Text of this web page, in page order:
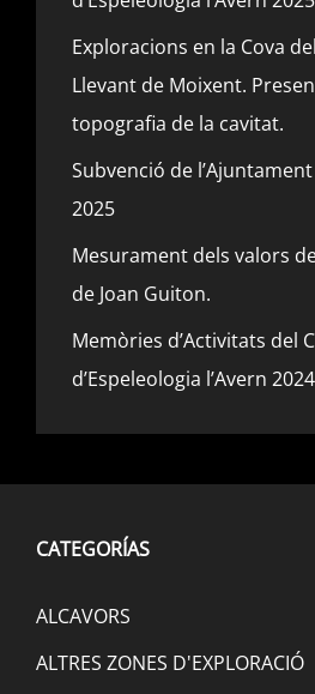
Exploracions en la Cova
Llevant de Moixent.
topografia de la cavitat.
Subvenció de
2025
Mesurament dels valors de
de Joan Guiton.
Memòries d’Activitats del
d’Espeleologia l’Avern
CATEGORÍAS
ALCAVORS
ALTRES ZONES D'EXPLORACIÓ